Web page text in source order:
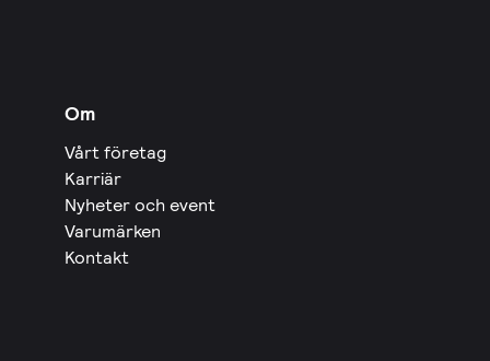
Om
Vårt företag
Karriär
Nyheter och event
Varumärken
Kontakt